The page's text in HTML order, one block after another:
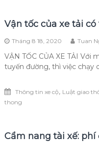
Vận tốc của xe tải
Tháng 8 18, 2020 Tuan
VẬN TỐC CỦA XE TẢI Với
tuyến đường, thì việc chạy
Thông tin xe cộ, Luật giao
thong
Cẩm nang tài xế: